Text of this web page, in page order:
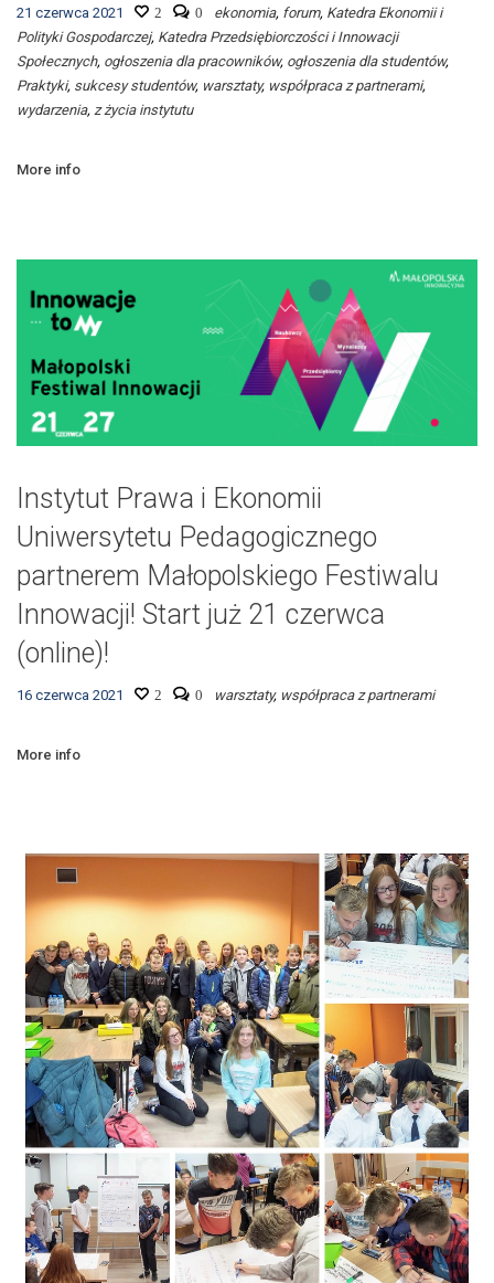
21 czerwca 2021 2 0 ekonomia, forum, Katedra Ekonomii i
Polityki Gospodarczej, Katedra Przedsiębiorczości i Innowacji
Społecznych, ogłoszenia dla pracowników, ogłoszenia dla studentów,
Praktyki, sukcesy studentów, warsztaty, współpraca z partnerami,
wydarzenia, z życia instytutu
More info
Instytut Prawa i Ekonomii
Uniwersytetu Pedagogicznego
partnerem Małopolskiego Festiwalu
Innowacji! Start już 21 czerwca
(online)!
16 czerwca 2021 2 0 warsztaty, współpraca z partnerami
More info